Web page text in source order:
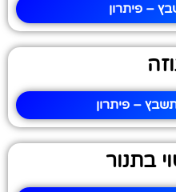
– פיתרון
– פיתרון
בתנור